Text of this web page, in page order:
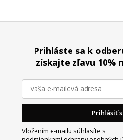
Prihláste sa k
získajte zľavu 10%
Prihlásiť
Vložením e-mailu súhlasíte s